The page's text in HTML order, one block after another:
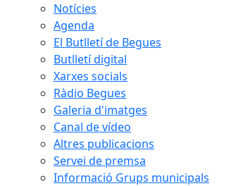
Notícies
Agenda
El Butlletí de Begues
Butlletí digital
Xarxes socials
Ràdio Begues
Galeria d'imatges
Canal de vídeo
Altres publicacions
Servei de premsa
Informació Grups municipals